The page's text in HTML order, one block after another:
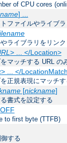
of CPU cores
] ...
ファイルやライブ
ライブラリをリン
> ... </Location>
マッチする URL の
> ... </
正規表現にマッチ
[nickname]
書式を設定する
to first byte (TTFB)
する